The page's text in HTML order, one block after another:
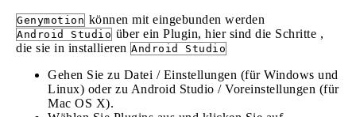
Genymotion können mit eingebunden werden
Android Studio über ein Plugin, hier sind die Schritte ,
die sie in installieren Android Studio
Gehen Sie zu Datei / Einstellungen (für Windows und
Linux) oder zu Android Studio / Voreinstellungen (für
Mac OS X).